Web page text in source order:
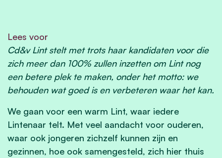
Lees voor
Cd&v Lint stelt met trots haar kandidaten voor die
zich meer dan 100% zullen inzetten om Lint nog
een betere plek te maken, onder het motto: we
behouden wat goed is en verbeteren waar het kan.
We gaan voor een warm Lint, waar iedere
Lintenaar telt. Met veel aandacht voor ouderen,
waar ook jongeren zichzelf kunnen zijn en
gezinnen, hoe ook samengesteld, zich hier thuis